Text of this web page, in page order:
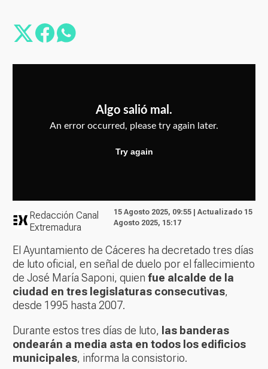
Redacción Canal
Extremadura
15 Agosto 2025, 09:55 | Actualizado 15
Agosto 2025, 15:17
El Ayuntamiento de Cáceres ha decretado tres días
de luto oficial, en señal de duelo por el fallecimiento
de José María Saponi, quien fue alcalde de la
ciudad en tres legislaturas consecutivas,
desde 1995 hasta 2007.
Durante estos tres días de luto, las banderas
ondearán a media asta en todos los edificios
municipales, informa la consistorio.